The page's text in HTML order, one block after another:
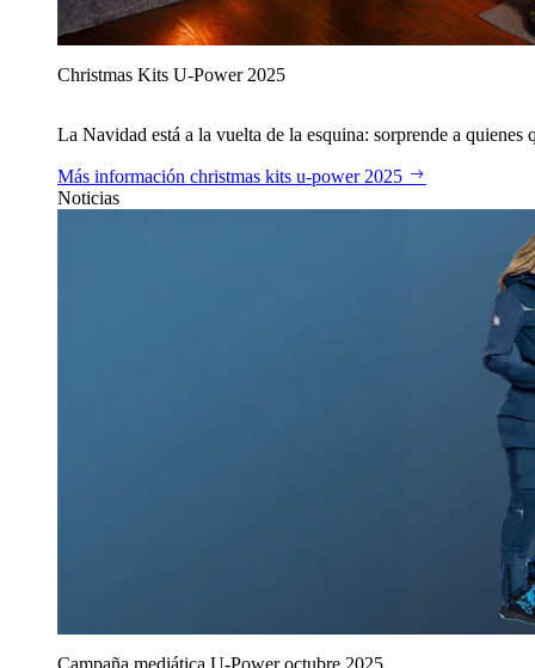
Christmas Kits U‑Power 2025
La Navidad está a la vuelta de la esquina: sorprende a
Más información christmas kits u‑power 2025
Noticias
Campaña mediática U‑Power octubre 2025